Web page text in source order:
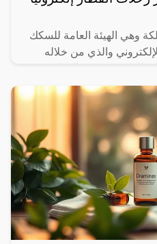
وهي الهيئة العامة للسكك
والذي من خلاله